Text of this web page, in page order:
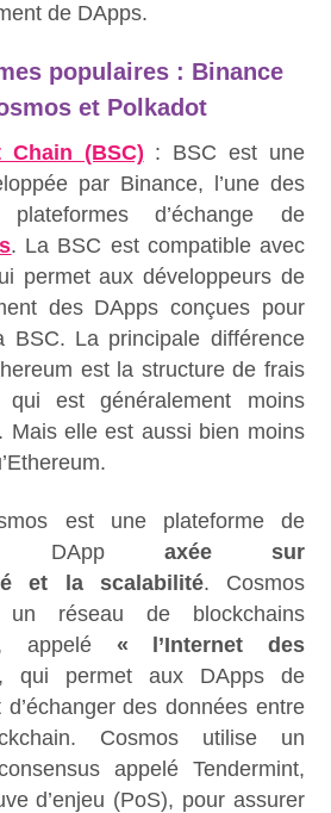
de DApps.
populaires : Binance
et Polkadot
Chain (BSC) : BSC est une
par Binance, l’une des
d’échange de
. La BSC est compatible avec
permet aux développeurs de
des DApps conçues pour
BSC. La principale différence
est la structure de frais
qui est généralement moins
Mais elle est aussi bien moins
est une plateforme de
DApp axée sur
et la scalabilité. Cosmos
réseau de blockchains
appelé « l’Internet des
, qui permet aux DApps de
des données entre
Cosmos utilise un
appelé Tendermint,
d’enjeu (PoS), pour assurer